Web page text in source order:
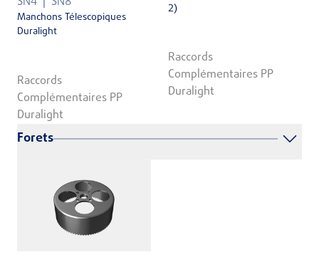
Manchons Télescopiques
Duralight
Raccords
Complémentaires PP
Duralight
2)
Raccords
Complémentaires PP
Duralight
Forets